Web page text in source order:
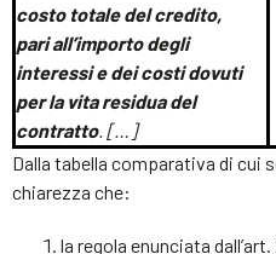
costo totale del credito,
pari all’importo degli
interessi e dei costi dovuti
per la vita residua del
contratto. […]
Dalla tabella comparativa di cui
chiarezza che:
la regola enunciata